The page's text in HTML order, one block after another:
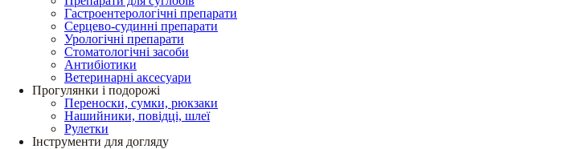
Гастроентерологічні препарати
Серцево-судинні препарати
Урологічні препарати
Стоматологічні засоби
Антибіотики
Ветеринарні аксесуари
Прогулянки і подорожі
Переноски, сумки, рюкзаки
Нашийники, повідці, шлеї
Рулетки
Інструменти для догляду